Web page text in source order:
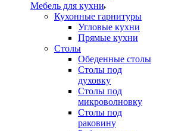
Мебель для кухни
Кухонные гарнитуры
Угловые кухни
Прямые кухни
Столы
Обеденные столы
Столы под
духовку
Столы под
микроволновку
Столы под
раковину